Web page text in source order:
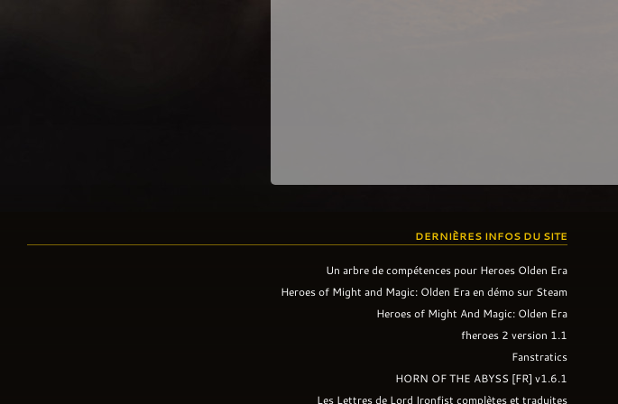
DERNIÈRES INFOS DU SITE
Un arbre de compétences pour Heroes Olden Era
Heroes of Might and Magic: Olden Era en démo sur Steam
Heroes of Might And Magic: Olden Era
fheroes 2 version 1.1
Fanstratics
HORN OF THE ABYSS [FR] v1.6.1
Les Lettres de Lord Ironfist complètes et traduites